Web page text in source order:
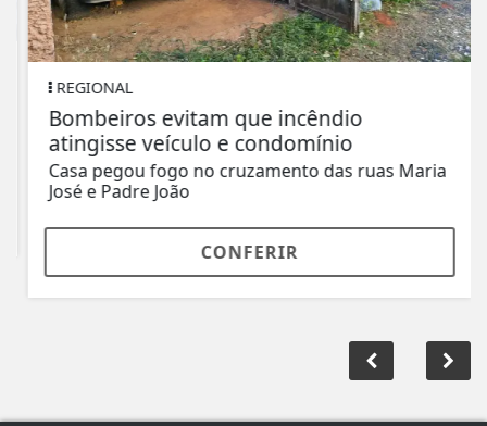
REGIONAL
Bombeiros evitam que incêndio
atingisse veículo e condomínio
Casa pegou fogo no cruzamento das ruas Maria
José e Padre João
CONFERIR